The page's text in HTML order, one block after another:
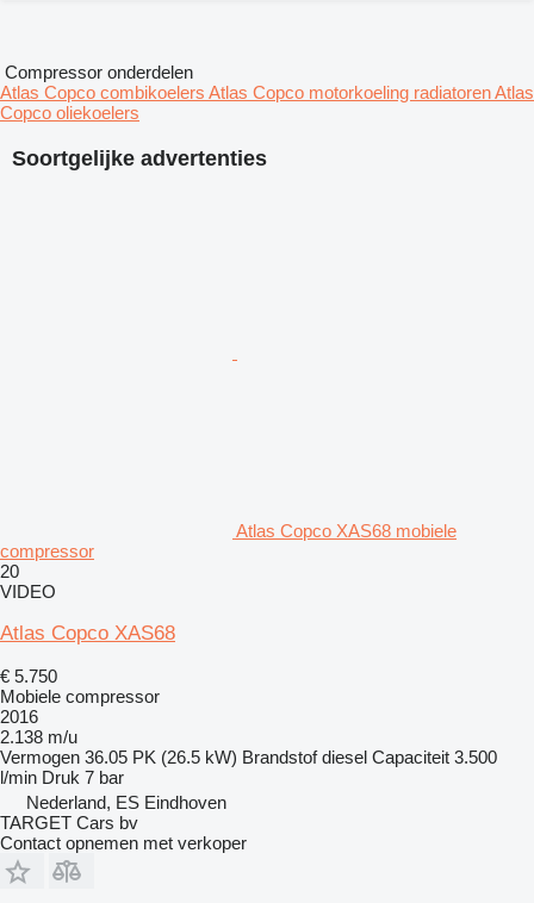
Soortgelijke advertenties
Atlas Copco XAS68 mobiele
compressor
20
VIDEO
Atlas Copco XAS68
€ 5.750
Mobiele compressor
2016
2.138 m/u
Vermogen 36.05 PK (26.5 kW) Brandstof diesel Capaciteit 3.500
l/min Druk 7 bar
Nederland, ES Eindhoven
TARGET Cars bv
Contact opnemen met verkoper
Compressor onderdelen
Atlas Copco combikoelers Atlas Copco motorkoeling radiatorenAtlas
Copco oliekoelers